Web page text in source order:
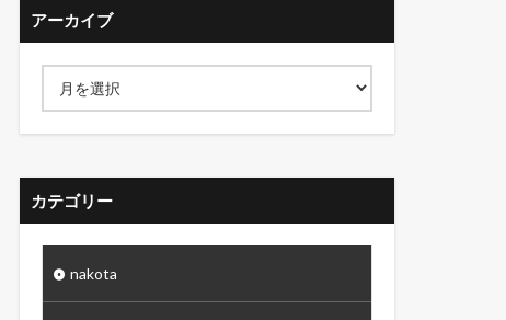
アーカイブ
カテゴリー
nakota